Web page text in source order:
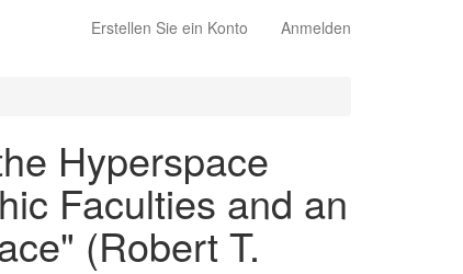
Erstellen Sie ein Konto Anmelden
Hyperspace
Faculties and an
(Robert T.